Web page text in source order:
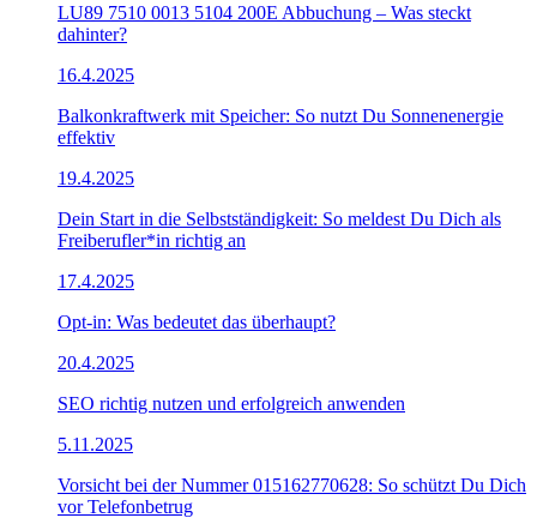
LU89 7510 0013 5104 200E Abbuchung – Was steckt
dahinter?
16.4.2025
Balkonkraftwerk mit Speicher: So nutzt Du Sonnenenergie
effektiv
19.4.2025
Dein Start in die Selbstständigkeit: So meldest Du Dich als
Freiberufler*in richtig an
17.4.2025
Opt-in: Was bedeutet das überhaupt?
20.4.2025
SEO richtig nutzen und erfolgreich anwenden
5.11.2025
Vorsicht bei der Nummer 015162770628: So schützt Du Dich
vor Telefonbetrug